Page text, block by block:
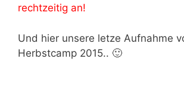
rechtzeitig an!
Und hier unsere letze Aufnahme
Herbstcamp 2015.. 🙂